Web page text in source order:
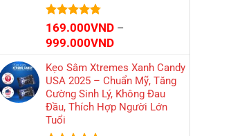
Được xếp
hạng4.75
5 sao
169.000VND –
999.000VNDKhoảng
từ
169.000VND
đến
999.000VND
Kẹo Sâm Xtremes Xanh Candy
USA 2025 – Chuẩn Mỹ, Tăng
Cường Sinh Lý, Không Đau
Đầu, Thích Hợp Người Lớn
Tuổi